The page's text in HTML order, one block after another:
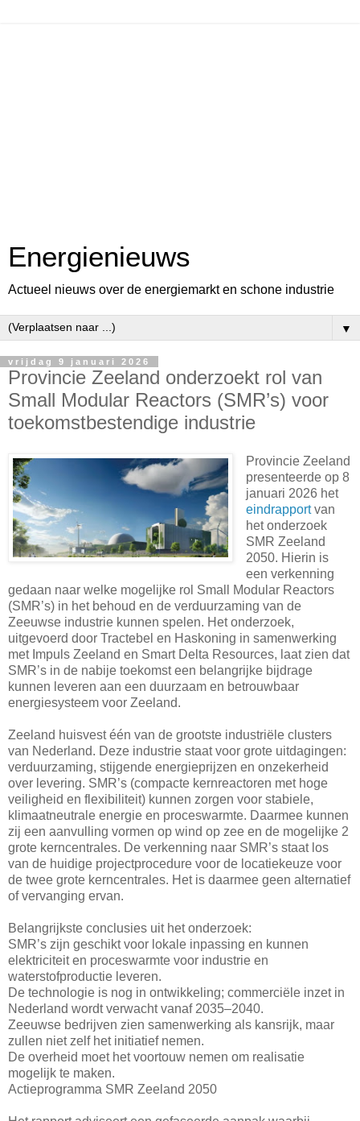
Energienieuws
Actueel nieuws over de energiemarkt en schone industrie
▼
vrijdag 9 januari 2026
Provincie Zeeland onderzoekt rol van
Small Modular Reactors (SMR’s) voor
toekomstbestendige industrie
Provincie Zeeland
presenteerde op 8
januari 2026 het
eindrapportvan
het onderzoek
SMR Zeeland
2050. Hierin is
een verkenning
gedaan naar welke mogelijke rol Small Modular Reactors
(SMR’s) in het behoud en de verduurzaming van de
Zeeuwse industrie kunnen spelen. Het onderzoek,
uitgevoerd door Tractebel en Haskoning in samenwerking
met Impuls Zeeland en Smart Delta Resources, laat zien dat
SMR’s in de nabije toekomst een belangrijke bijdrage
kunnen leveren aan een duurzaam en betrouwbaar
energiesysteem voor Zeeland.
Zeeland huisvest één van de grootste industriële clusters
van Nederland. Deze industrie staat voor grote uitdagingen:
verduurzaming, stijgende energieprijzen en onzekerheid
over levering. SMR’s (compacte kernreactoren met hoge
veiligheid en flexibiliteit) kunnen zorgen voor stabiele,
klimaatneutrale energie en proceswarmte. Daarmee kunnen
zij een aanvulling vormen op wind op zee en de mogelijke 2
grote kerncentrales. De verkenning naar SMR’s staat los
van de huidige projectprocedure voor de locatiekeuze voor
de twee grote kerncentrales. Het is daarmee geen alternatief
of vervanging ervan.
Belangrijkste conclusies uit het onderzoek:
SMR’s zijn geschikt voor lokale inpassing en kunnen
elektriciteit en proceswarmte voor industrie en
waterstofproductie leveren.
De technologie is nog in ontwikkeling; commerciële inzet in
Nederland wordt verwacht vanaf 2035–2040.
Zeeuwse bedrijven zien samenwerking als kansrijk, maar
zullen niet zelf het initiatief nemen.
De overheid moet het voortouw nemen om realisatie
mogelijk te maken.
Actieprogramma SMR Zeeland 2050